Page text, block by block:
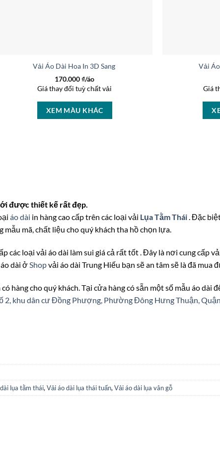
Vải Áo Dài Hoa In 3D Sang Trọng AD 46447
170.000₫/áo
Giá thay đổi tuỳ chất vải
XEM MÀU KHÁC
Vải
Giá
được thiết kế rất đẹp.
áo dài in hàng cao cấp trên các loại vải Lụa Tằm Thái. Đặc
mẫu mã, chất liệu cho quý khách tha hồ chọn lựa.
các loại vải áo dài làm sui giá cả rất tốt . Đây là nơi cung cấp
dài ở Shopvải áo dài Trung Hiếu bạn sẽ an tâm sẽ là đã
hàng cho quý khách. Tại cửa hàng có sẵn một số mẫu áo
2, khu dân cư Đồng Phượng, Phường Đông Hưng Thuận,
lụa tằm thái, Vải áo dài lụa thái tuấn, Vải áo dài lụa vân gỗ